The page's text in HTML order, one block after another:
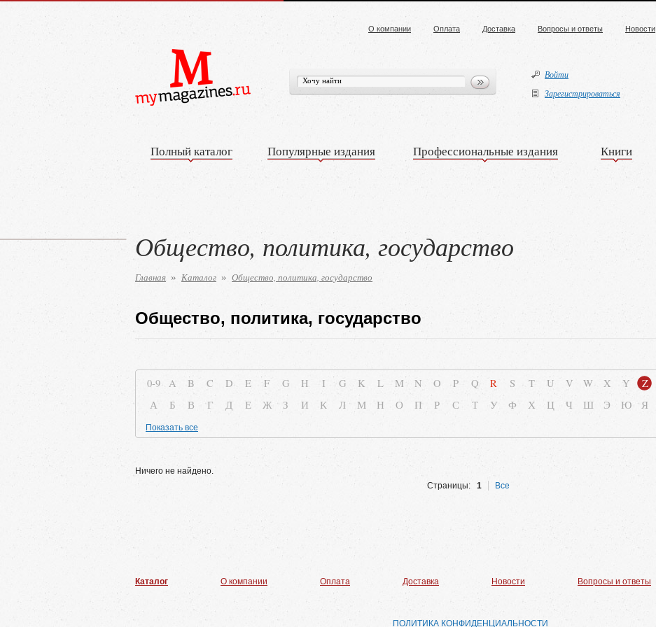
О компании Оплата Доставка Вопросы и ответы Новости
Войти
Зарегистрироваться
Полный каталог Популярные издания Профессиональные издания Книги
Общество, политика, государство
Главная » Каталог » Общество, политика, государство
Общество, политика, государство
0-9 A B C D E F G H I G K L M N O P Q R S T U V W X Y
Z
А
Б В Г Д Е Ж З И К Л М Н О П Р С Т У Ф Х Ц Ч Ш Э Ю Я
Показать все
Ничего не найдено.
Страницы:
1 Все
Каталог О компании Оплата Доставка Новости Вопросы и ответы
ПОЛИТИКА КОНФИДЕНЦИАЛЬНОСТИ